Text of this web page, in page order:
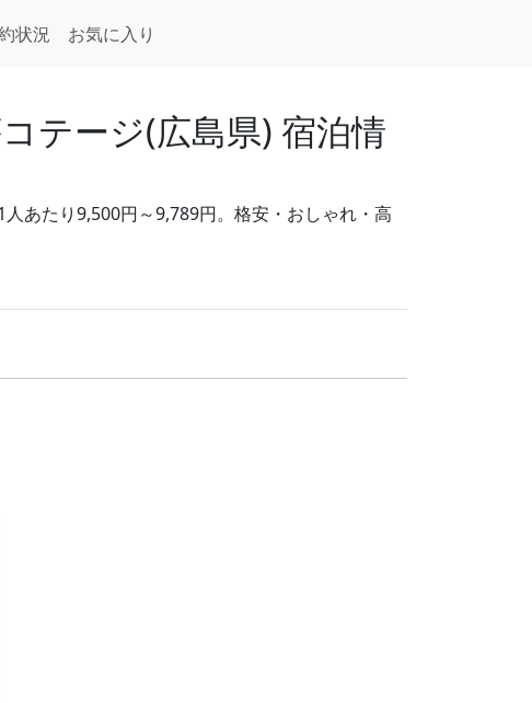
状況
お気に入り
テージ(広島県) 宿泊情
あたり9,500円～9,789円。格安・おしゃれ・高